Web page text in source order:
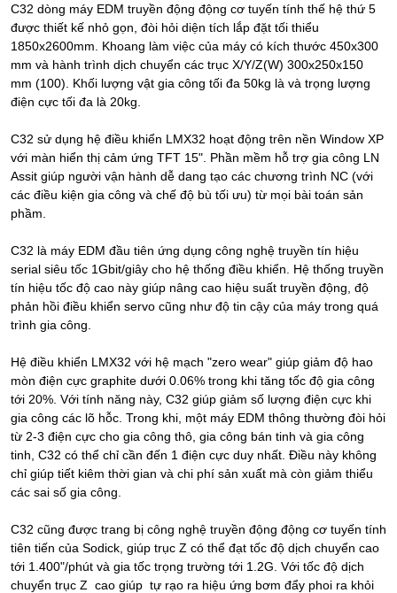
C32 dòng máy EDM truyền động động cơ tuyến tính thế hệ thứ 5
được thiết kế nhỏ gọn, đòi hỏi diện tích lắp đặt tối thiểu
1850x2600mm. Khoang làm việc của máy có kích thước 450x300
mm và hành trình dịch chuyển các trục X/Y/Z(W) 300x250x150
mm (100). Khối lượng vật gia công tối đa 50kg là và trọng lượng
điện cực tối đa là 20kg.
C32 sử dụng hệ điều khiển LMX32 hoạt động trên nền Window XP
với màn hiển thị cảm ứng TFT 15". Phần mềm hỗ trợ gia công LN
Assit giúp người vận hành dễ dang tạo các chương trình NC (với
các điều kiện gia công và chế độ bù tối ưu) từ mọi bài toán sản
phầm.
C32 là máy EDM đầu tiên ứng dụng công nghệ truyền tín hiệu
serial siêu tốc 1Gbit/giây cho hệ thống điều khiển. Hệ thống truyền
tín hiệu tốc độ cao này giúp nâng cao hiệu suất truyền động, độ
phản hồi điều khiển servo cũng như độ tin cậy của máy trong quá
trình gia công.
Hệ điều khiển LMX32 với hệ mạch "zero wear" giúp giảm độ hao
mòn điện cực graphite dưới 0.06% trong khi tăng tốc độ gia công
tới 20%. Với tính năng này, C32 giúp giảm số lượng điện cực khi
gia công các lõ hỗc. Trong khi, một máy EDM thông thường đòi hỏi
từ 2-3 điện cực cho gia công thô, gia công bán tinh và gia công
tinh, C32 có thể chỉ cần đến 1 điện cực duy nhất. Điều này không
chỉ giúp tiết kiêm thời gian và chi phí sản xuất mà còn giảm thiểu
các sai số gia công.
C32 cũng được trang bị công nghệ truyền động động cơ tuyến tính
tiên tiến của Sodick, giúp trục Z có thể đạt tốc độ dịch chuyển cao
tới 1.400"/phút và gia tốc trọng trường tới 1.2G. Với tốc độ dịch
chuyển trục Z cao giúp tự rạo ra hiệu ứng bơm đẩy phoi ra khỏi